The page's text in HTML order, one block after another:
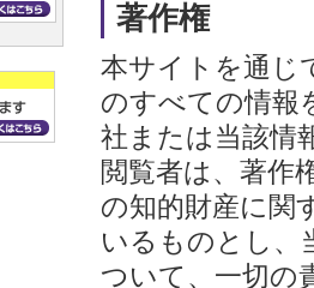
著作権
本サイトを通じ
のすべての情報
社または当該情
閲覧者は、著作
の知的財産に関
いるものとし、
ついて、一切の